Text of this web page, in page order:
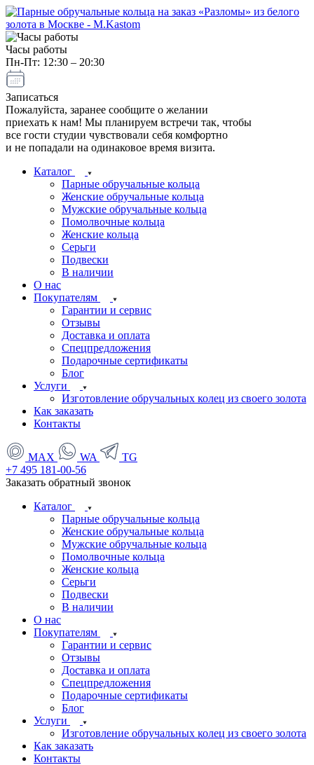
Часы работы
Пн-Пт: 12:30 – 20:30
Записаться
Пожалуйста, заранее сообщите о желании
приехать к нам! Мы планируем встречи так, чтобы
все гости студии чувствовали себя комфортно
и не попадали на одинаковое время визита.
Каталог
Парные обручальные кольца
Женские обручальные кольца
Мужские обручальные кольца
Помолвочные кольца
Женские кольца
Серьги
Подвески
В наличии
О нас
Покупателям
Гарантии и сервис
Отзывы
Доставка и оплата
Спецпредложения
Подарочные сертификаты
Блог
Услуги
Изготовление обручальных колец из своего золота
Как заказать
Контакты
MAX WA
TG
+7 495 181-00-56
Заказать обратный звонок
Каталог
Парные обручальные кольца
Женские обручальные кольца
Мужские обручальные кольца
Помолвочные кольца
Женские кольца
Серьги
Подвески
В наличии
О нас
Покупателям
Гарантии и сервис
Отзывы
Доставка и оплата
Спецпредложения
Подарочные сертификаты
Блог
Услуги
Изготовление обручальных колец из своего золота
Как заказать
Контакты